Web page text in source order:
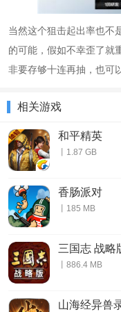
当然这个狙击起出率也不
的可能，假如不幸歪了就
非要存够十连再抽，也可
相关游戏
和平精英
丨1.87 GB
香肠派对
丨185 MB
三国志 战略
丨886.4 MB
山海经异兽